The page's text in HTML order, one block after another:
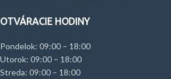
OTVÁRACIE HODINY
Pondelok: 09:00 – 18:00
Utorok: 09:00 – 18:00
Streda: 09:00 – 18:00